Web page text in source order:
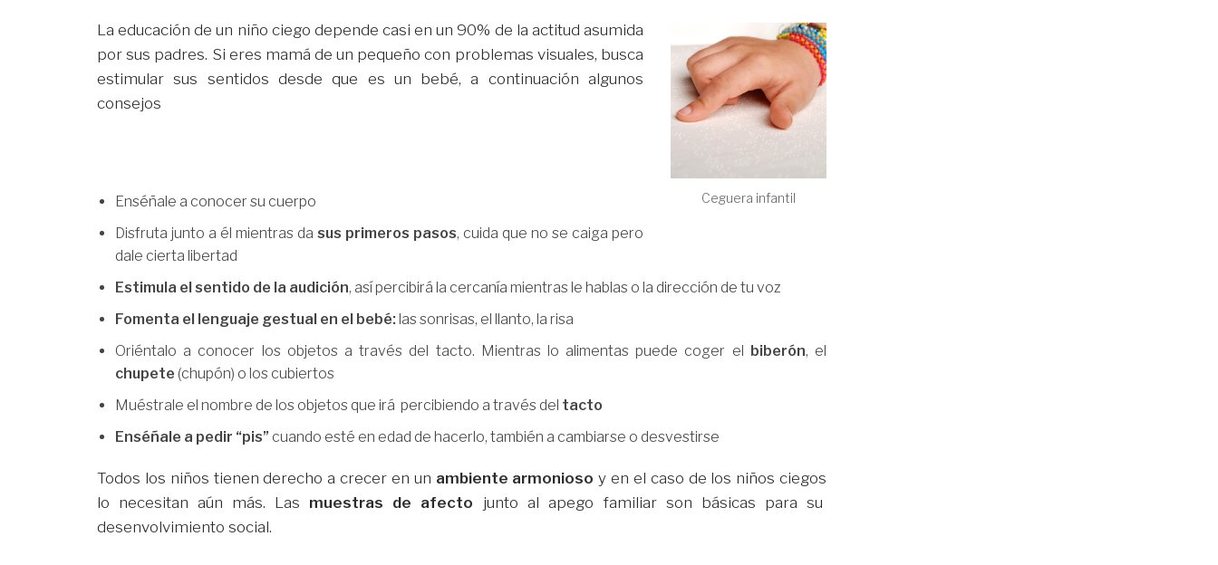
Ceguera infantil
La educación de un niño ciego depende casi en un 90% de la actitud asumida
por sus padres. Si eres mamá de un pequeño con problemas visuales, busca
estimular sus sentidos desde que es un bebé, a continuación algunos
consejos
Enséñale a conocer su cuerpo
Disfruta junto a él mientras da sus primeros pasos, cuida que no se caiga pero
dale cierta libertad
Estimula el sentido de la audición, así percibirá la cercanía mientras le hablas o la dirección de tu voz
Fomenta el lenguaje gestual en el bebé: las sonrisas, el llanto, la risa
Oriéntalo a conocer los objetos a través del tacto. Mientras lo alimentas puede coger el biberón, el
chupete (chupón) o los cubiertos
Muéstrale el nombre de los objetos que irá percibiendo a través del tacto
Enséñale a pedir “pis” cuando esté en edad de hacerlo, también a cambiarse o desvestirse
Todos los niños tienen derecho a crecer en un ambiente armonioso y en el caso de los niños ciegos
lo necesitan aún más. Las muestras de afecto junto al apego familiar son básicas para su
desenvolvimiento social.